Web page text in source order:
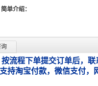
简单介绍：
询
流程下单提交订单后，
淘宝付款，微信支付，